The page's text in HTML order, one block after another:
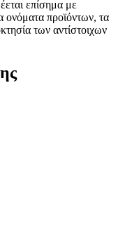
επίσημα με
ονόματα προϊόντων, τα
των αντίστοιχων